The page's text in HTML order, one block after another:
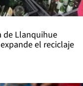
de Llanquihue
el reciclaje